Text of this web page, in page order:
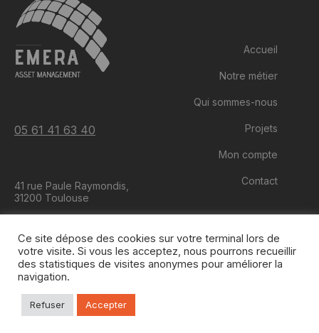
05 61 41 63 40
41 rue Paule Raymondis,
31200 Toulouse
Accueil
Notre métier
Qui sommes-nous
Projets
Mon compte
Contact
Ce site dépose des cookies sur votre terminal lors de
votre visite. Si vous les acceptez, nous pourrons recueillir
des statistiques de visites anonymes pour améliorer la
navigation.
Refuser Accepter